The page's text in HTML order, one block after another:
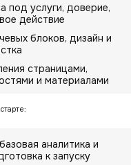
под услуги, доверие,
действие
блоков, дизайн и
страницами,
и материалами
аналитика и
к запуску